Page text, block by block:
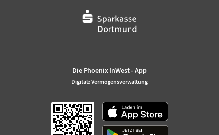
Die Phoenix InWest - App
Digitale Vermögensverwaltung